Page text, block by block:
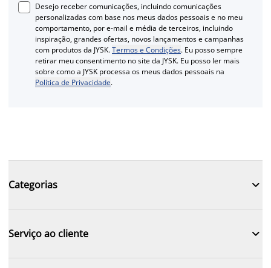
Desejo receber comunicações, incluindo comunicações
personalizadas com base nos meus dados pessoais e no meu
comportamento, por e-mail e média de terceiros, incluindo
inspiração, grandes ofertas, novos lançamentos e campanhas
com produtos da JYSK.Termos e Condições. Eu posso sempre
retirar meu consentimento no site da JYSK. Eu posso ler mais
sobre como a JYSK processa os meus dados pessoais na
Política de Privacidade.
Categorias 
Serviço ao cliente 